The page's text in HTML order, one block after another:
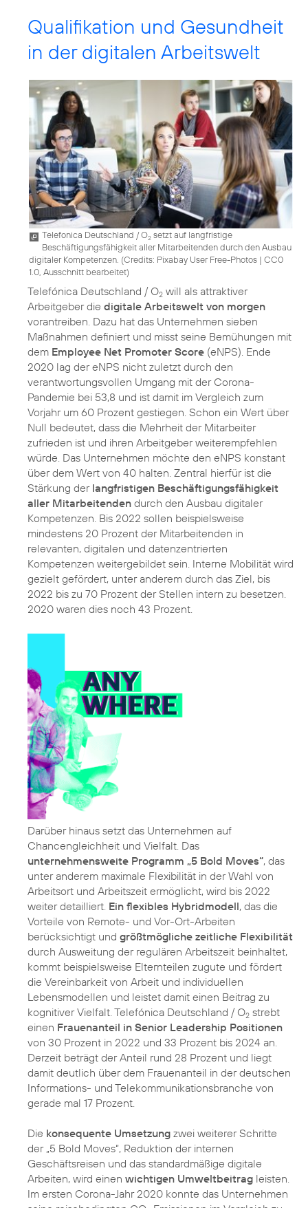
Qualifikation und Gesundheit
in der digitalen Arbeitswelt
Telefonica Deutschland / O2 setzt auf langfristige
Beschäftigungsfähigkeit aller Mitarbeitenden durch den Ausbau
digitaler Kompetenzen. (Credits: Pixabay User Free-Photos | CC0
1.0, Ausschnitt bearbeitet)
Telefónica Deutschland / O2 will als attraktiver
Arbeitgeber die digitale Arbeitswelt von morgen
vorantreiben. Dazu hat das Unternehmen sieben
Maßnahmen definiert und misst seine Bemühungen mit
dem Employee Net Promoter Score (eNPS). Ende
2020 lag der eNPS nicht zuletzt durch den
verantwortungsvollen Umgang mit der Corona-
Pandemie bei 53,8 und ist damit im Vergleich zum
Vorjahr um 60 Prozent gestiegen. Schon ein Wert über
Null bedeutet, dass die Mehrheit der Mitarbeiter
zufrieden ist und ihren Arbeitgeber weiterempfehlen
würde. Das Unternehmen möchte den eNPS konstant
über dem Wert von 40 halten. Zentral hierfür ist die
Stärkung der langfristigen Beschäftigungsfähigkeit
aller Mitarbeitenden durch den Ausbau digitaler
Kompetenzen. Bis 2022 sollen beispielsweise
mindestens 20 Prozent der Mitarbeitenden in
relevanten, digitalen und datenzentrierten
Kompetenzen weitergebildet sein. Interne Mobilität wird
gezielt gefördert, unter anderem durch das Ziel, bis
2022 bis zu 70 Prozent der Stellen intern zu besetzen.
2020 waren dies noch 43 Prozent.
Darüber hinaus setzt das Unternehmen auf
Chancengleichheit und Vielfalt. Das
unternehmensweite Programm „5 Bold Moves“, das
unter anderem maximale Flexibilität in der Wahl von
Arbeitsort und Arbeitszeit ermöglicht, wird bis 2022
weiter detailliert. Ein flexibles Hybridmodell, das die
Vorteile von Remote- und Vor-Ort-Arbeiten
berücksichtigt und größtmögliche zeitliche Flexibilität
durch Ausweitung der regulären Arbeitszeit beinhaltet,
kommt beispielsweise Elternteilen zugute und fördert
die Vereinbarkeit von Arbeit und individuellen
Lebensmodellen und leistet damit einen Beitrag zu
kognitiver Vielfalt. Telefónica Deutschland / O2 strebt
einen Frauenanteil in Senior Leadership Positionen
von 30 Prozent in 2022 und 33 Prozent bis 2024 an.
Derzeit beträgt der Anteil rund 28 Prozent und liegt
damit deutlich über dem Frauenanteil in der deutschen
Informations- und Telekommunikationsbranche von
gerade mal 17 Prozent.
Die konsequente Umsetzung zwei weiterer Schritte
der „5 Bold Moves“, Reduktion der internen
Geschäftsreisen und das standardmäßige digitale
Arbeiten, wird einen wichtigen Umweltbeitrag leisten.
Im ersten Corona-Jahr 2020 konnte das Unternehmen